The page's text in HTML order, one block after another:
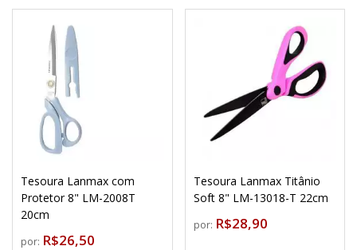
Tesoura Lanmax com
Protetor 8" LM-2008T
20cm
por: R$26,50
Tesoura Lanmax Titânio
Soft 8" LM-13018-T 22cm
por: R$28,90